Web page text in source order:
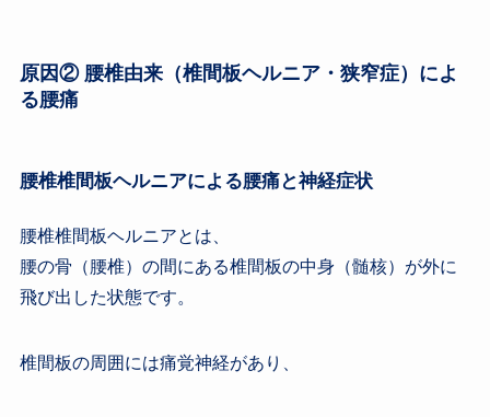
原因② 腰椎由来（椎間板ヘルニア・狭窄症）によ
る腰痛
腰椎椎間板ヘルニアによる腰痛と神経症状
腰椎椎間板ヘルニアとは、
腰の骨（腰椎）の間にある椎間板の中身（髄核）が外に
飛び出した状態です。
椎間板の周囲には痛覚神経があり、